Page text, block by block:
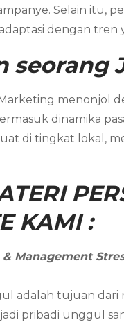
Selain itu,
dengan tren
seorang
menonjol
dinamika
di tingkat lokal,
KAMI :
Management
adalah tujuan dari
pribadi unggul